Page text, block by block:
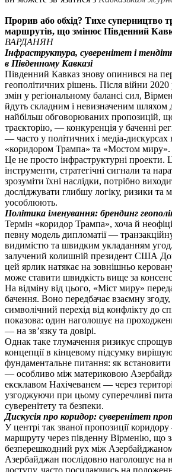
Прорив або обхід? Тихе суперництво
маршрутів, що змінює Південний
ВАРДАНЯН
Інфраструктура, суверенітет і
в Південному Кавказі
Південний Кавказ знову опинився на
геополітичних рішень. Після війни
змін у регіональному балансі сил,
йдуть складним і невизначеним шляхом
найбільш обговорюваних пропозицій,
траєкторію, — конкуренція у баченні
— часто у політичних і медіа-дискурсах
«коридором Трампа» та «Мостом миру».
Це не просто інфраструктурні проекти.
інструменти, стратегічні сигнали та
зрозуміти їхні наслідки, потрібно
досліджувати глибшу логіку, ризики та
уособлюють.
Політика іменування: брендинг
Термін «коридор Трампа», хоча й
певну модель дипломатії —
видимістю та швидким укладанням
залучений колишній президент США
цей ярлик натякає на зовнішньо
може ставити швидкість вище за
На відміну від цього, «Міст миру»
бачення. Воно передбачає взаємну
символічний перехід від конфлікту до
показова: один наголошує на
— на зв’язку та довірі.
Однак таке тлумачення ризикує
концепції в кінцевому підсумку
фундаментальне питання: як встановити
— особливо між материковою
ексклавом Нахічеванем — через
узгоджуючи при цьому суперечливі
суверенітету та безпеки.
Дискусія про коридор: суверенітет
У центрі так званої пропозиції
маршруту через південну Вірменію, що
безперешкодний рух між
Азербайджан послідовно наголошує на
доступу, часто посилаючись на